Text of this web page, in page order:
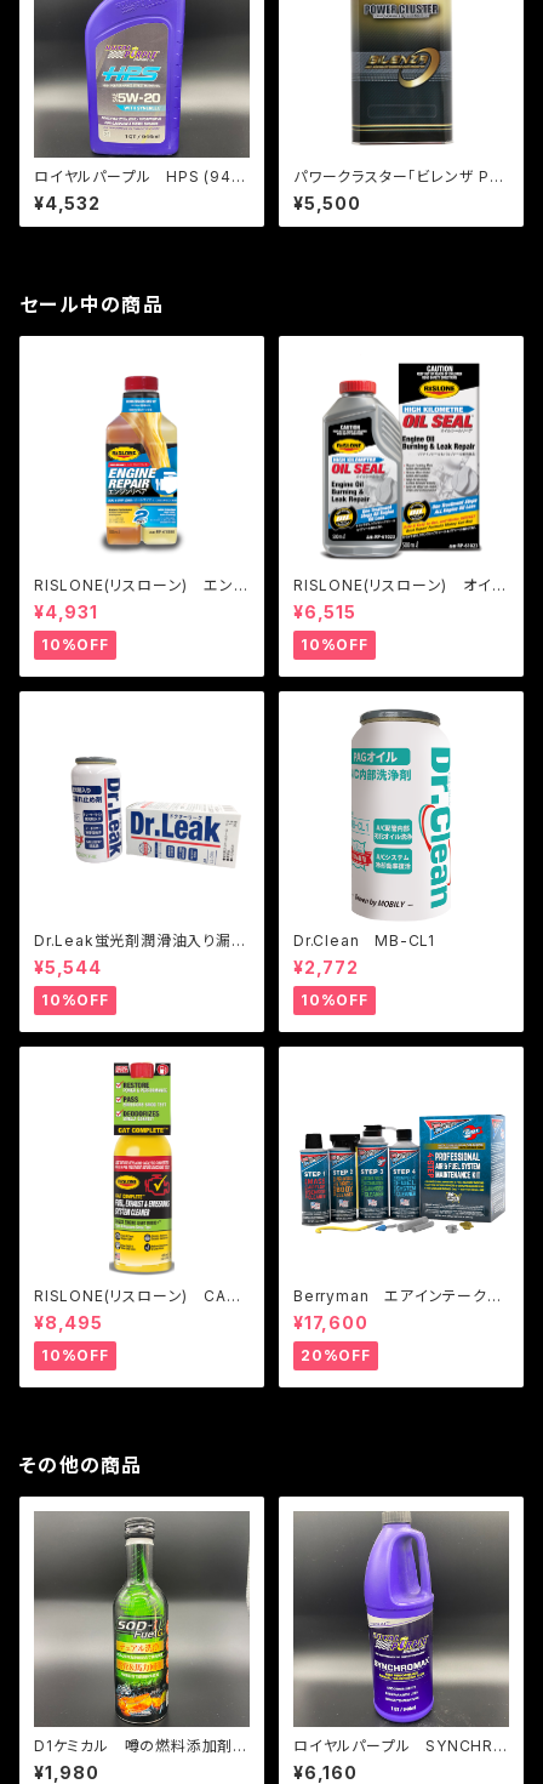
ロイヤルパープル HPS (946
ml)
¥4,532
パワークラスター「ビレンザ Pro
漆黒」1L
¥5,500
セール中の商品
RISLONE(リスローン) エンジ
ンリペア
¥4,931
10%OFF
RISLONE(リスローン) オイル
シールリペア
¥6,515
10%OFF
Dr.Leak蛍光剤潤滑油入り漏れ
止め剤
¥5,544
10%OFF
Dr.Clean MB-CL1
¥2,772
10%OFF
RISLONE(リスローン) CAT
コンプリート ※本製品はガソ
リン車専用です
¥8,495
10%OFF
Berryman エアインテーク＆
フューエルシステム ４ステップ
メンテナンスキット
¥17,600
20%OFF
その他の商品
D1ケミカル 噂の燃料添加剤
「SOD-1 FuelG」
¥1,980
ロイヤルパープル SYNCHRO
MAX
¥6,160